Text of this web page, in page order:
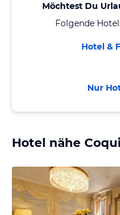
Möchtest Du
Folgende
Hotel &
Nur
Hotel nähe